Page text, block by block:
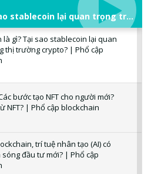
Stablecoin là gì? Tại sao stablecoin lại quan trọng trong thị trường crypto? | Phổ cập Blockchain
là gì? Tại sao stablecoin lại quan
thị trường crypto? | Phổ cập
bước tạo NFT cho người mới?
NFT? | Phổ cập blockchain
trí tuệ nhân tạo (AI) có
đầu tư mới? | Phổ cập